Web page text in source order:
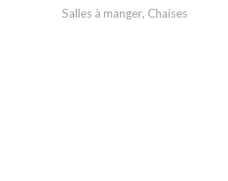
Salles à manger, Chaises